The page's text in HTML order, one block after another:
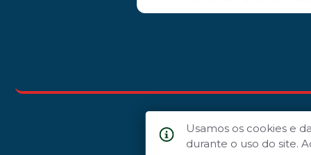
Usamos os cookies e
durante o uso do site.